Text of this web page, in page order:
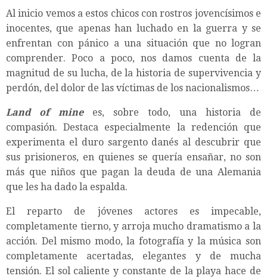
Al inicio vemos a estos chicos con rostros jovencísimos e
inocentes, que apenas han luchado en la guerra y se
enfrentan con pánico a una situación que no logran
comprender. Poco a poco, nos damos cuenta de la
magnitud de su lucha, de la historia de supervivencia y
perdón, del dolor de las víctimas de los nacionalismos…
Land of minees, sobre todo, una historia de
compasión. Destaca especialmente la redención que
experimenta el duro sargento danés al descubrir que
sus prisioneros, en quienes se quería ensañar, no son
más que niños que pagan la deuda de una Alemania
que les ha dado la espalda.
El reparto de jóvenes actores es impecable,
completamente tierno, y arroja mucho dramatismo a la
acción. Del mismo modo, la fotografía y la música son
completamente acertadas, elegantes y de mucha
tensión. El sol caliente y constante de la playa hace de